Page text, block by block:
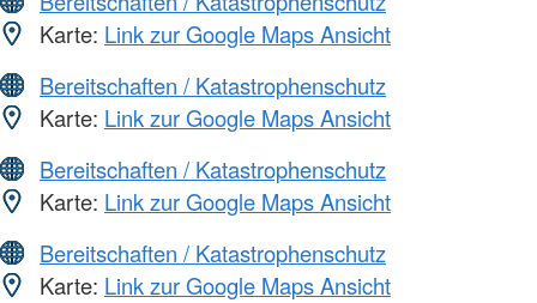
Karte: Link zur Google Maps Ansicht
Bereitschaften / Katastrophenschutz
Karte: Link zur Google Maps Ansicht
Bereitschaften / Katastrophenschutz
Karte: Link zur Google Maps Ansicht
Bereitschaften / Katastrophenschutz
Karte: Link zur Google Maps Ansicht